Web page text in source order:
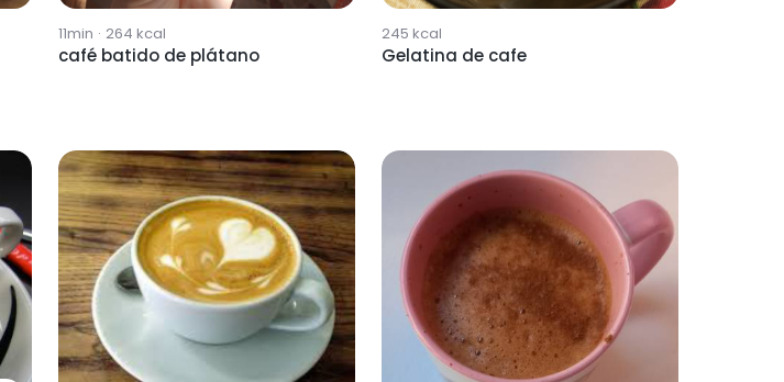
11min · 264 kcal
café batido de plátano
245 kcal
Gelatina de cafe